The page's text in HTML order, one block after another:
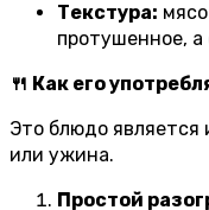
Текстура:
протушенное, а
🍴 Как его
Это блюдо является
или ужина.
Простой